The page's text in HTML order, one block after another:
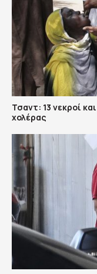
Τσαντ: 13 νεκροί
χολέρας